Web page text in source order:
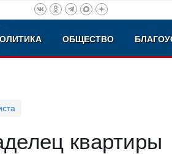
ОБЩЕСТВО
квартиры